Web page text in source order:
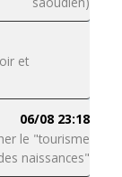
et
06/08 23:18
le "tourisme
naissances"